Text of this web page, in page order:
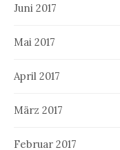
Juni 2017
Mai 2017
April 2017
März 2017
Februar 2017